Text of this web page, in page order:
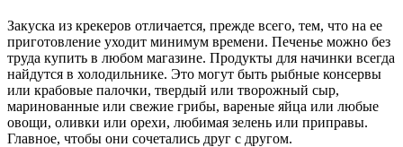
Закуска из крекеров отличается, прежде всего, тем, что на ее
приготовление уходит минимум времени. Печенье можно без
труда купить в любом магазине. Продукты для начинки всегда
найдутся в холодильнике. Это могут быть рыбные консервы
или крабовые палочки, твердый или творожный сыр,
маринованные или свежие грибы, вареные яйца или любые
овощи, оливки или орехи, любимая зелень или приправы.
Главное, чтобы они сочетались друг с другом.